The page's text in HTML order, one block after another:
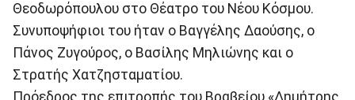
Θεοδωρόπουλου στο Θέατρο του Νέου Κόσμου.
Συνυποψήφιοι του ήταν ο Βαγγέλης Δαούσης, ο
Πάνος Ζυγούρος, ο Βασίλης Μηλιώνης και ο
Στρατής Χατζησταματίου.
Πρόεδρος της επιτροπής του Βραβείου «Δημήτρης